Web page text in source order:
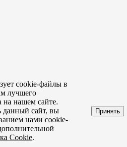
cookie-файлы в
лучшего
на нашем сайте.
данный сайт, вы
нами cookie-
Cookie.
Принять